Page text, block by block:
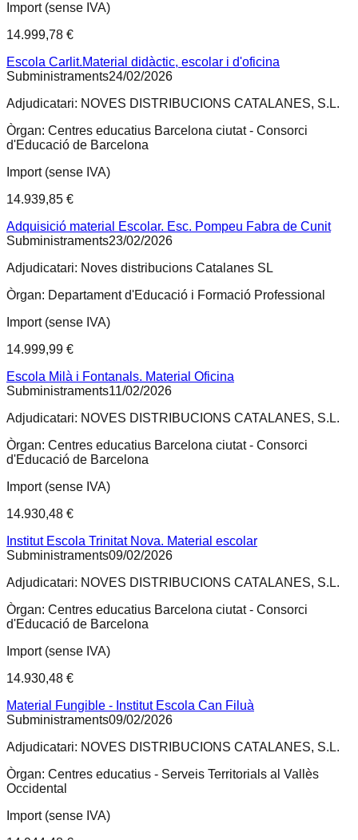
Import (sense IVA)
14.999,78 €
Escola Carlit.Material didàctic, escolar i d'oficina
Subministraments24/02/2026
Adjudicatari: NOVES DISTRIBUCIONS CATALANES, S.L.
Òrgan: Centres educatius Barcelona ciutat - Consorci
d'Educació de Barcelona
Import (sense IVA)
14.939,85 €
Adquisició material Escolar. Esc. Pompeu Fabra de Cunit
Subministraments23/02/2026
Adjudicatari: Noves distribucions Catalanes SL
Òrgan: Departament d'Educació i Formació Professional
Import (sense IVA)
14.999,99 €
Escola Milà i Fontanals. Material Oficina
Subministraments11/02/2026
Adjudicatari: NOVES DISTRIBUCIONS CATALANES, S.L.
Òrgan: Centres educatius Barcelona ciutat - Consorci
d'Educació de Barcelona
Import (sense IVA)
14.930,48 €
Institut Escola Trinitat Nova. Material escolar
Subministraments09/02/2026
Adjudicatari: NOVES DISTRIBUCIONS CATALANES, S.L.
Òrgan: Centres educatius Barcelona ciutat - Consorci
d'Educació de Barcelona
Import (sense IVA)
14.930,48 €
Material Fungible - Institut Escola Can Filuà
Subministraments09/02/2026
Adjudicatari: NOVES DISTRIBUCIONS CATALANES, S.L.
Òrgan: Centres educatius - Serveis Territorials al Vallès
Occidental
Import (sense IVA)